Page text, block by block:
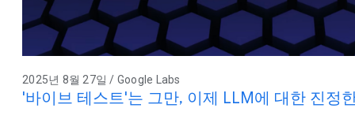
2025년 8월 27일 / Google Labs
'바이브 테스트'는 그만, 이제 LLM에 대한 진정